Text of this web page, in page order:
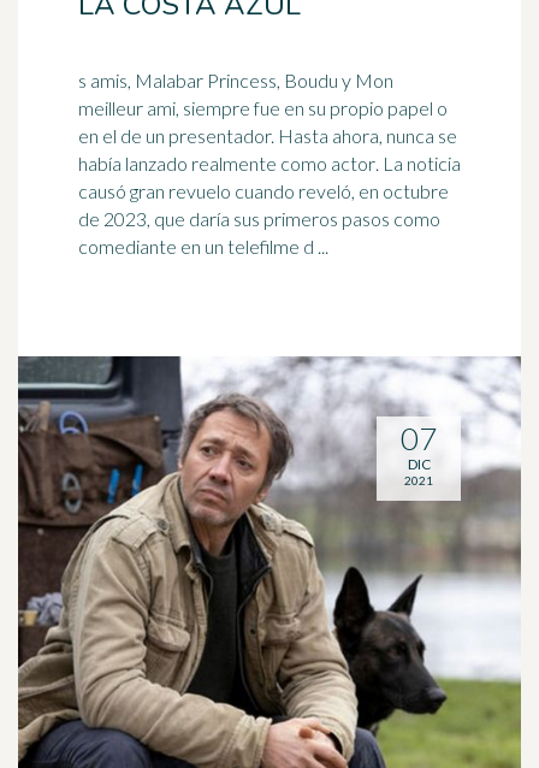
s amis, Malabar Princess, Boudu y Mon
meilleur ami, siempre fue en su propio papel o
en el de un presentador. Hasta ahora, nunca se
había lanzado realmente como actor. La noticia
causó gran revuelo cuando reveló, en octubre
de 2023, que daría sus primeros pasos como
comediante en un telefilme d ...
07
DIC
2021